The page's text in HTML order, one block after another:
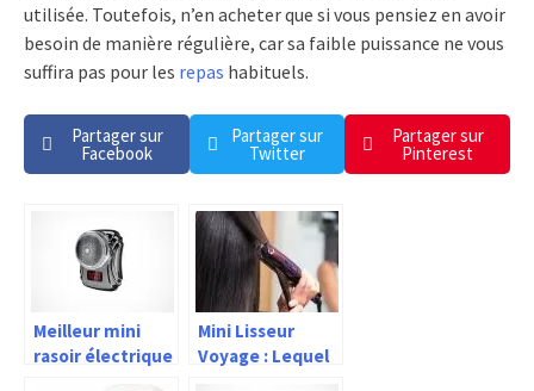
utilisée. Toutefois, n’en acheter que si vous pensiez en avoir
besoin de manière régulière, car sa faible puissance ne vous
suffira pas pour les repas habituels.
Partager sur
Facebook
Partager sur
Twitter
Partager sur
Pinterest
Meilleur mini
rasoir électrique
Mini Lisseur
Voyage : Lequel